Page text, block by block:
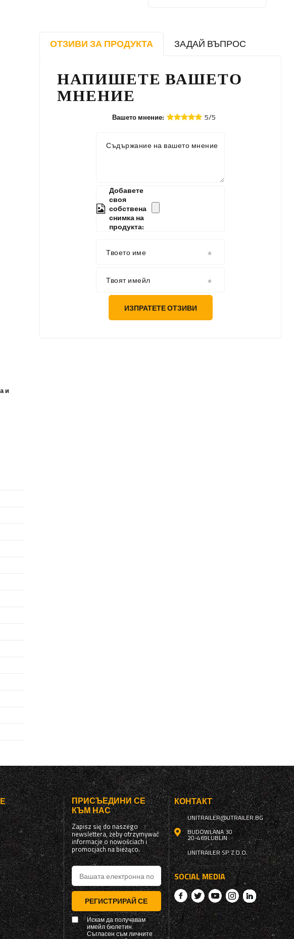
ОТЗИВИ ЗА ПРОДУКТА ЗАДАЙ ВЪПРОС
НАПИШЕТЕ ВАШЕТО
МНЕНИЕ
Вашето мнение: 5/5
Съдържание на вашето мнение
Добавете
своя
собствена
снимка на
продукта:
Твоето име
Твоят имейл
ИЗПРАТЕТЕ ОТЗИВИ
и
ПРИСЪЕДИНИ СЕ
КЪМ НАС
Zapisz się do naszego
newslettera, żeby otrzymywać
informacje o nowościach i
promocjach na bieżąco.
РЕГИСТРИРАЙ СЕ
Искам да получавам
имейл бюлетин.
Съгласен съм личните
КОНТАКТ
UNITRAILER@UTRAILER.BG
BUDOWLANA 30
20-469LUBLIN
UNITRAILER SP. Z O.O.
SOCIAL MEDIA